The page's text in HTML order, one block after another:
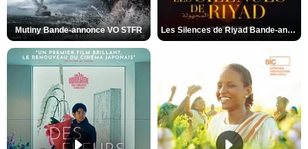
Mutiny Bande-annonce VO STFR Les Silences de Riyad Bande-annonce VO STFR